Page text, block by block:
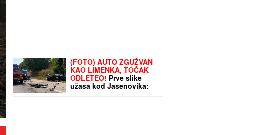
(FOTO) AUTO ZGUŽVAN
KAO LIMENKA, TOČAK
ODLETEO! Prve slike
užasa kod Jasenovika: